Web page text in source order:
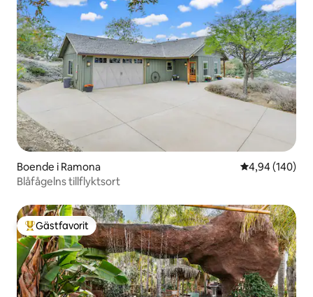
Boende i Ramona 4,94 av 5 i
4,94 (140)
Blåfågelns tillflyktsort
Populär gästfavorit
Gästfavorit